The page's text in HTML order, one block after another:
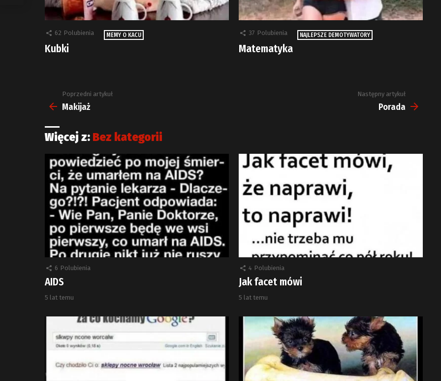
62 Polubienia MEMY O KACU
Kubki
37 Polubienia NAJLEPSZE DEMOTYWATORY
Matematyka
Zobacz
więcej
Poprzedni artykuł
Makijaż
Następny artykuł
Porada
Więcej z: Bez kategorii
6 Polubienia
AIDS
5 lat temu
4 Polubienia
Jak facet mówi
5 lat temu